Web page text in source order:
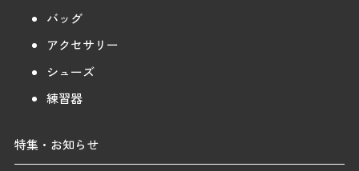
バッグ
アクセサリー
シューズ
練習器
特集・お知らせ